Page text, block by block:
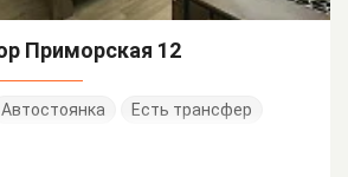
Приморская 12
Автостоянка Есть трансфер